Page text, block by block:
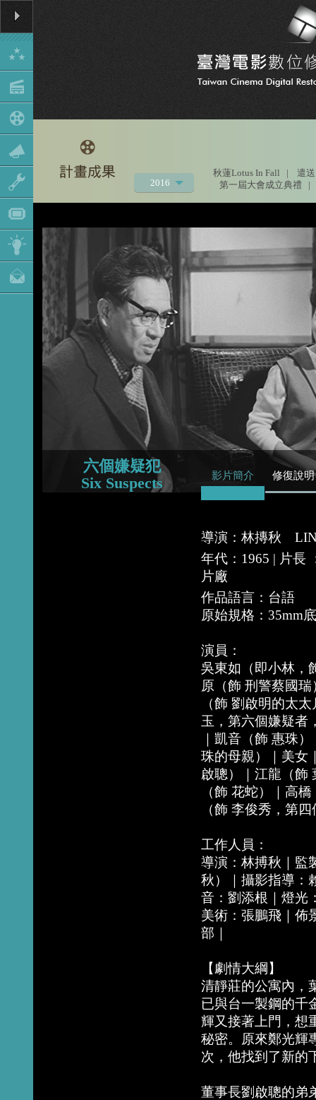
2016
2021
2020
2019
2018
2017
2015
2014
2013
秋蓮Lotus In Fall |
遣
第一屆大會成立典禮
|
六個嫌疑犯
Six Suspects
影片簡介 修復說明
導演：林摶秋 LIN
年代：1965 | 片長
片廠
作品語言：台語
原始規格：35mm
演員：
吳東如（即小林，
原（飾 刑警蔡國
（飾 劉啟明的太
玉，第六個嫌疑者
｜凱音（飾 惠珠
珠的母親）｜美女
啟聰）｜江龍（飾
（飾 花蛇）｜高
（飾 李俊秀，第
工作人員：
導演：林搏秋｜監
秋）｜攝影指導：
音：劉添根｜燈光
美術：張鵬飛｜佈
部｜
【劇情大綱】
清靜莊的公寓內，
已與台一製鋼的千
輝又接著上門，想
秘密。原來鄭光輝
次，他找到了新的
董事長劉啟聰的弟